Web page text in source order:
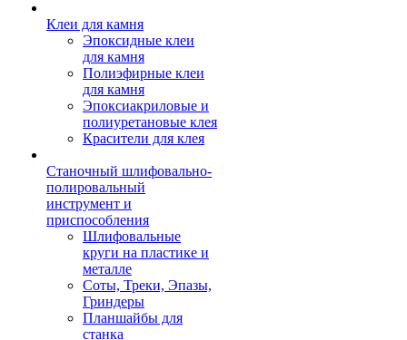
Клеи для камня
Эпоксидные клеи
для камня
Полиэфирные клеи
для камня
Эпоксиакриловые и
полиуретановые клея
Красители для клея
Станочный шлифовально-
полировальный
инструмент и
приспособления
Шлифовальные
круги на пластике и
металле
Соты, Треки, Эпазы,
Гриндеры
Планшайбы для
станка